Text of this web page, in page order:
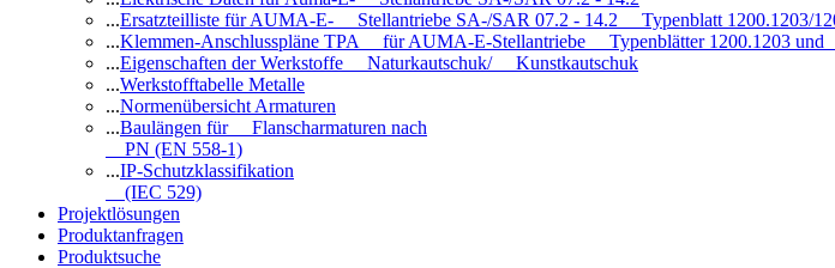
...Ersatzteilliste für AUMA-E- Stellantriebe SA-/SAR 07.2 - 14.2 Typenblatt 1200.1203/
...Klemmen-Anschlusspläne TPA für AUMA-E-Stellantriebe Typenblätter 1200.1203
...Eigenschaften der Werkstoffe Naturkautschuk/ Kunstkautschuk
...Werkstofftabelle Metalle
...Normenübersicht Armaturen
...Baulängen für Flanscharmaturen nach
PN (EN 558-1)
...IP-Schutzklassifikation
(IEC 529)
Projektlösungen
Produktanfragen
Produktsuche